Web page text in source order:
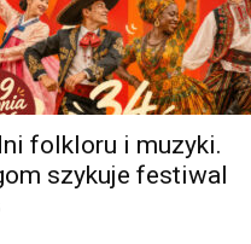
folkloru i muzyki.
szykuje festiwal